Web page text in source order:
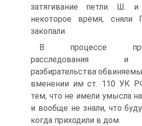
затягивание петли. Ш.
некоторое время,
закопали.
В процессе
расследования и
разбирательства
вменении им ст. 110 УК
тем, что не имели умысла
и вообще не знали, что
когда приходили в дом.